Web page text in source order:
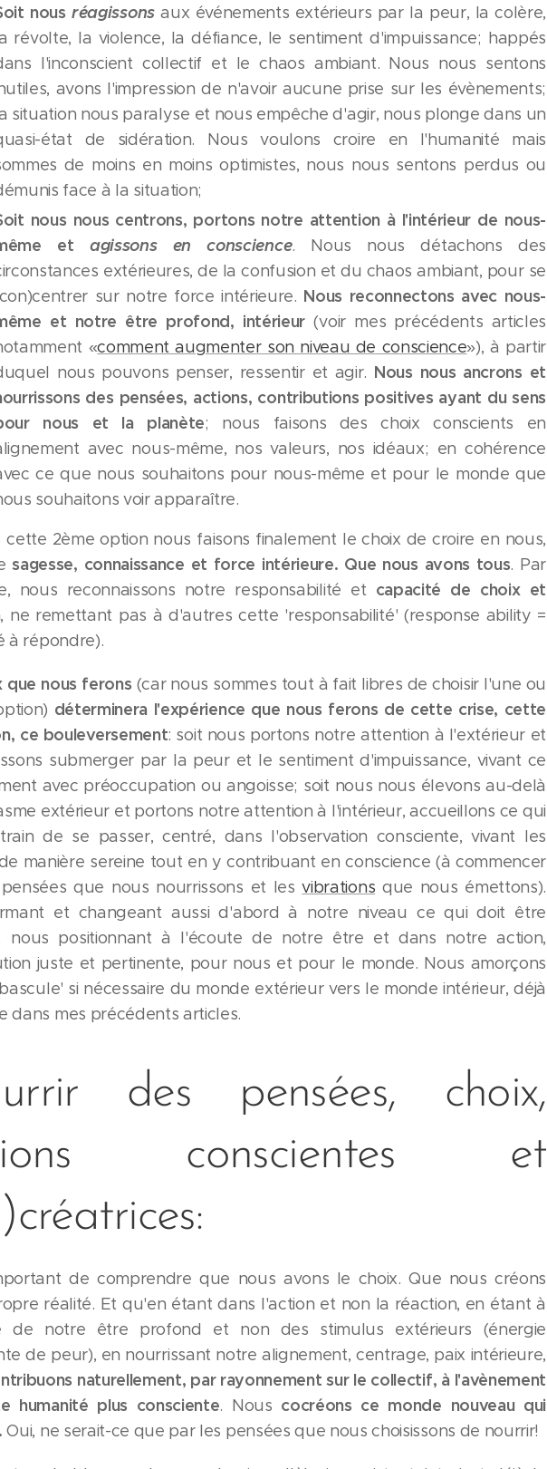
nousréagissonsaux événements extérieurs par la peur, la colère,
révolte, la violence, la défiance, le sentiment d'impuissance; happés
l'inconscient collectif et le chaos ambiant. Nous nous sentons
avons l'impression de n'avoir aucune prise sur les évènements;
situation nous paralyse et nous empêche d'agir, nous plonge dans un
état de sidération. Nous voulons croire en l'humanité mais
de moins en moins optimistes, nous nous sentons perdus ou
face à la situation;
nous nous centrons, portons notre attention à l'intérieur de nous-
et agissons en conscience. Nous nous détachons des
extérieures, de la confusion et du chaos ambiant, pour se
sur notre force intérieure. Nous reconnectons avec nous-
et notre être profond, intérieur(voir mes précédents articles
«comment augmenter son niveau de conscience»), à partir
nous pouvons penser, ressentir et agir. Nous nous ancrons et
des pensées, actions, contributions positives ayant du sens
nous et la planète; nous faisons des choix conscients en
avec nous-même, nos valeurs, nos idéaux; en cohérence
ce que nous souhaitons pour nous-même et pour le monde que
souhaitons voir apparaître.
cette 2ème option nous faisons finalement le choix de croire en nous,
sagesse, connaissance et force intérieure. Que nous avons tous. Par
nous reconnaissons notre responsabilité et capacité de choix et
, ne remettant pas à d'autres cette 'responsabilité' (response ability =
à répondre).
que nous ferons (car nous sommes tout à fait libres de choisir l'une ou
déterminera l'expérience que nous ferons de cette crise, cette
ce bouleversement: soit nous portons notre attention à l'extérieur et
submerger par la peur et le sentiment d'impuissance, vivant ce
avec préoccupation ou angoisse; soit nous nous élevons au-delà
extérieur et portons notre attention à l'intérieur, accueillons ce qui
de se passer, centré, dans l'observation consciente, vivant les
manière sereine tout en y contribuant en conscience (à commencer
que nous nourrissons et lesvibrations que nous émettons).
et changeant aussi d'abord à notre niveau ce qui doit être
nous positionnant à l'écoute de notre être et dans notre action,
juste et pertinente, pour nous et pour le monde. Nous amorçons
si nécessaire du monde extérieur vers le monde intérieur, déjà
dans mes précédents articles.
des pensées, choix,
conscientes et
de comprendre que nous avons le choix. Que nous créons
réalité. Et qu'en étant dans l'action et non la réaction, en étant à
de notre être profond et non des stimulus extérieurs (énergie
de peur), en nourrissant notre alignement, centrage, paix intérieure,
naturellement, par rayonnement sur le collectif, à l'avènement
humanité plus consciente. Nous cocréons ce monde nouveau qui
Oui, ne serait-ce que par les pensées que nous choisissons de nourrir!